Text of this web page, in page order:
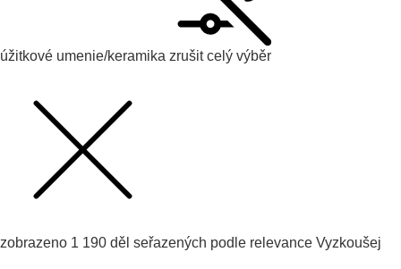
úžitkové umenie/keramika zrušit celý výběr
zobrazeno 1 190 děl seřazených podle relevance Vyzkoušej